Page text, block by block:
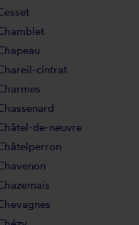
cintrat
de-neuvre